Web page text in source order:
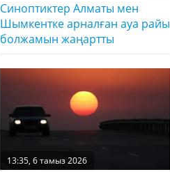
Синоптиктер Алматы мен
Шымкентке арналған ауа райы
болжамын жаңартты
13:35, 6 тамыз 2026